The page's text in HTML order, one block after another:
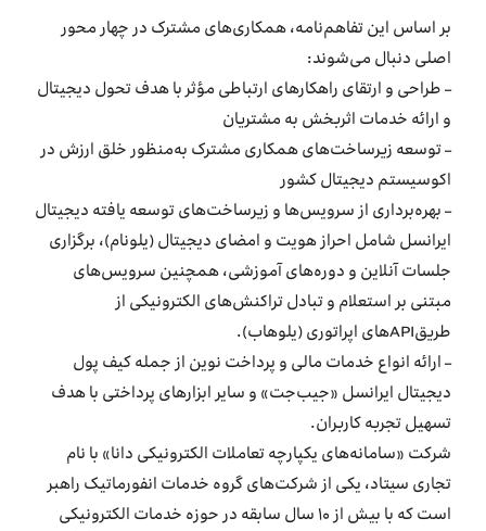
بر اساس این تفاهم‌نامه، همکاری‌های مشترک در چهار محور
اصلی دنبال می‌شوند:
– طراحی و ارتقای راهکارهای ارتباطی مؤثر با هدف تحول دیجیتال
و ارائه خدمات اثربخش به مشتریان
– توسعه زیرساخت‌های همکاری مشترک به‌منظور خلق ارزش در
اکوسیستم دیجیتال کشور
– بهره‌برداری از سرویس‌ها و زیرساخت‌های توسعه یافته دیجیتال
ایرانسل شامل احراز هویت و امضای دیجیتال (یلونام)، برگزاری
جلسات آنلاین و دوره‌های آموزشی، همچنین سرویس‌های
مبتنی بر استعلام و تبادل تراکنش‌های الکترونیکی از
طریقAPIهای اپراتوری (یلوهاب).
– ارائه انواع خدمات مالی و پرداخت نوین از جمله کیف پول
دیجیتال ایرانسل «جیب‌جت» و سایر ابزارهای پرداختی با هدف
تسهیل تجربه کاربران.
شرکت «سامانه‌های یکپارچه تعاملات الکترونیکی دانا» با نام
تجاری سیتاد، یکی از شرکت‌های گروه خدمات انفورماتیک راهبر
است که با بیش از ۱۰ سال سابقه در حوزه خدمات الکترونیکی